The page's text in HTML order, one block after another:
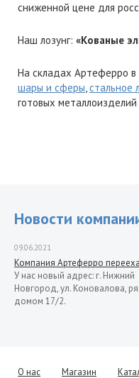
сниженной цене для
Наш лозунг: «Кованые
На складах Артеферро
шары и сферы,стальное
готовых
Новости
09.06.2021
Компания Артеферро
У нас новый адрес: г. Нижний
Новгород, ул. Коновалова,
домом 17/2.
Уважаемые клиенты!
О нас Магазин